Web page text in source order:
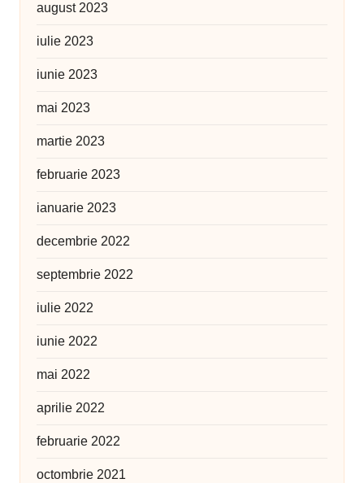
august 2023
iulie 2023
iunie 2023
mai 2023
martie 2023
februarie 2023
ianuarie 2023
decembrie 2022
septembrie 2022
iulie 2022
iunie 2022
mai 2022
aprilie 2022
februarie 2022
octombrie 2021